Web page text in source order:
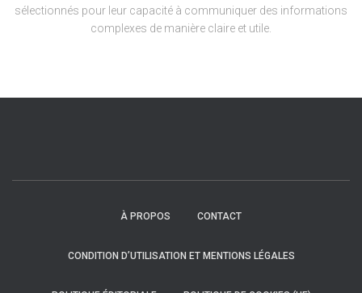
sélectionnés pour leur capacité à communiquer des informations
complexes de manière claire et utile.
À PROPOS CONTACT
CONDITION D’UTILISATION ET MENTIONS LÉGALES